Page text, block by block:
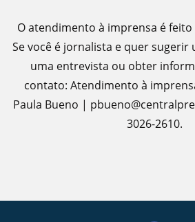
O atendimento à imprensa é feito
Se você é jornalista e quer sugerir
uma entrevista ou obter
contato: Atendimento à
Paula Bueno |
3026-2610.